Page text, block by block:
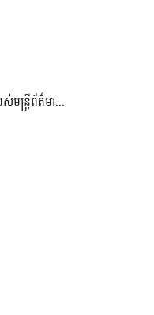
មន្ត្រីព័ត៌មា...